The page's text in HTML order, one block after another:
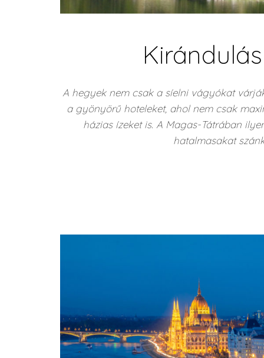
A hegyek nem csak a síelni vágyókat
a gyönyörű hoteleket, ahol nem csak
házias ízeket is. A Magas-Tátrában
hatalmasakat